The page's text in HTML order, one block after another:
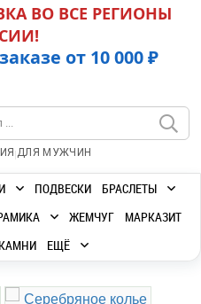
ВО ВСЕ РЕГИОНЫ
от 10 000 ₽
|ДЛЯ МУЖЧИН
ПОДВЕСКИ
БРАСЛЕТЫ
ЖЕМЧУГ
МАРКАЗИТ
ЕЩЁ